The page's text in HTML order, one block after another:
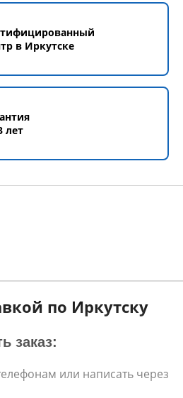
в Иркутске
лет
по Иркутску
заказ:
или написать через